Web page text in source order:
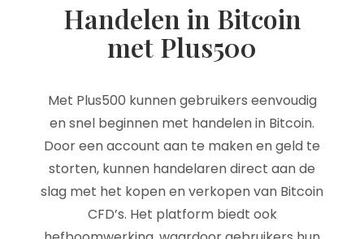
Handelen in Bitcoin
met Plus500
Met Plus500 kunnen gebruikers eenvoudig
en snel beginnen met handelen in Bitcoin.
Door een account aan te maken en geld te
storten, kunnen handelaren direct aan de
slag met het kopen en verkopen van Bitcoin
CFD’s. Het platform biedt ook